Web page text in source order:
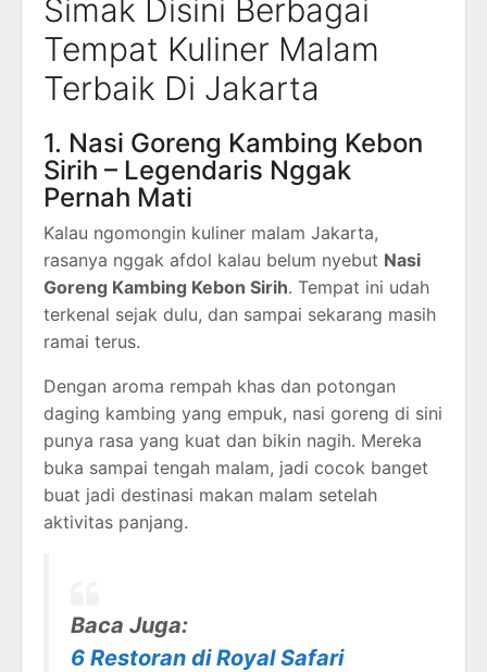
Simak Disini Berbagai
Tempat Kuliner Malam
Terbaik Di Jakarta
1. Nasi Goreng Kambing Kebon
Sirih – Legendaris Nggak
Pernah Mati
Kalau ngomongin kuliner malam Jakarta,
rasanya nggak afdol kalau belum nyebut Nasi
Goreng Kambing Kebon Sirih. Tempat ini udah
terkenal sejak dulu, dan sampai sekarang masih
ramai terus.
Dengan aroma rempah khas dan potongan
daging kambing yang empuk, nasi goreng di sini
punya rasa yang kuat dan bikin nagih. Mereka
buka sampai tengah malam, jadi cocok banget
buat jadi destinasi makan malam setelah
aktivitas panjang.
Baca Juga:
6 Restoran di Royal Safari